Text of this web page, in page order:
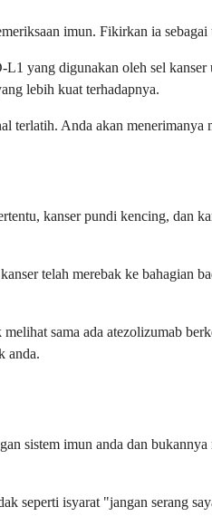
imun. Fikirkan ia
yang digunakan oleh sel
lebih kuat terhadapnya.
terlatih. Anda akan
kanser pundi kencing, dan
telah merebak ke
sama ada atezolizumab
anda.
sistem imun anda dan
seperti isyarat "jangan serang